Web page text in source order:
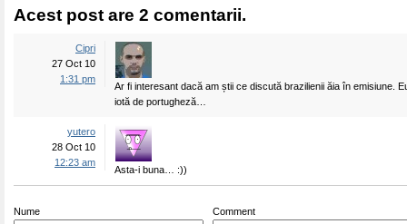
Acest post are 2 comentarii.
Cipri
27 Oct 10
1:31 pm
Ar fi interesant dacă am știi ce discută brazilienii ăia în emisiune.
iotă de portugheză…
yutero
28 Oct 10
12:23 am
Asta-i buna… :))
Nume Comment